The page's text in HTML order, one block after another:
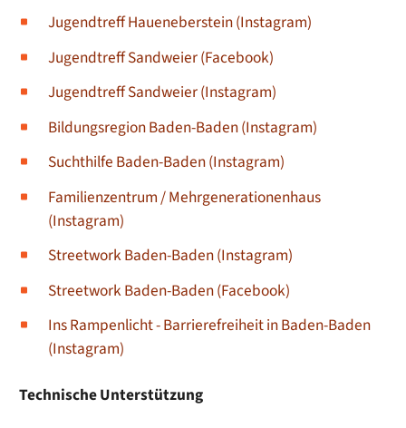
Jugendtreff Haueneberstein (Instagram)
Jugendtreff Sandweier (Facebook)
Jugendtreff Sandweier (Instagram)
Bildungsregion Baden-Baden (Instagram)
Suchthilfe Baden-Baden (Instagram)
Familienzentrum / Mehrgenerationenhaus
(Instagram)
Streetwork Baden-Baden (Instagram)
Streetwork Baden-Baden (Facebook)
Ins Rampenlicht - Barrierefreiheit in Baden-Baden
(Instagram)
Technische Unterstützung